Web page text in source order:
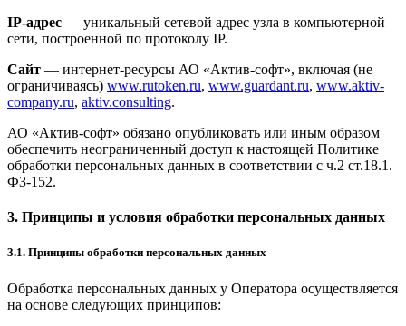
IP-адрес — уникальный сетевой адрес узла в компьютерной
сети, построенной по протоколу IP.
Сайт — интернет-ресурсы АО «Актив-софт», включая (не
ограничиваясь) www.rutoken.ru, www.guardant.ru, www.aktiv-
company.ru, aktiv.consulting.
АО «Актив-софт» обязано опубликовать или иным образом
обеспечить неограниченный доступ к настоящей Политике
обработки персональных данных в соответствии с ч.2 ст.18.1.
ФЗ-152.
3. Принципы и условия обработки персональных данных
3.1. Принципы обработки персональных данных
Обработка персональных данных у Оператора осуществляется
на основе следующих принципов: